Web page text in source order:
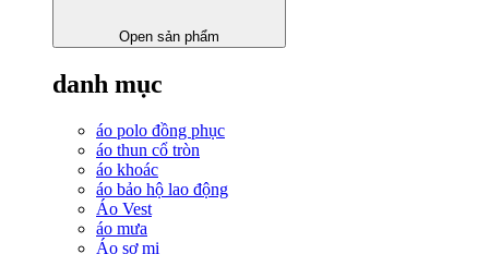
Open sản phẩm
danh mục
áo polo đồng phục
áo thun cổ tròn
áo khoác
áo bảo hộ lao động
Áo Vest
áo mưa
Áo sơ mi